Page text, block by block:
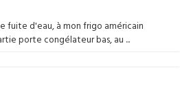
fuite d'eau, à mon frigo américain
porte congélateur bas, au ...